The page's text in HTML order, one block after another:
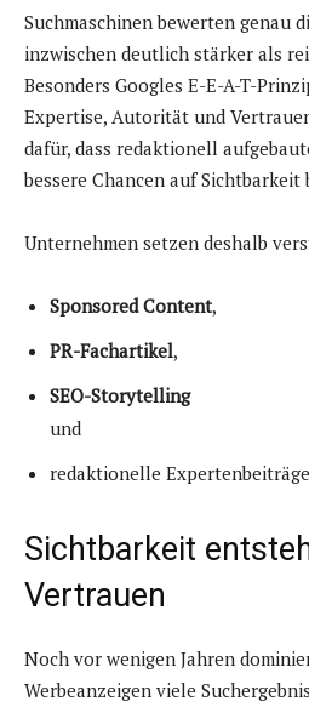
Suchmaschinen bewerten genau
inzwischen deutlich stärker als
Besonders Googles E-E-A-T-
Expertise, Autorität und
dafür, dass redaktionell
bessere Chancen auf Sichtbarkeit
Unternehmen setzen deshalb
Sponsored Content,
PR-Fachartikel,
SEO-Storytelling
und
redaktionelle
Sichtbarkeit
Vertrauen
Noch vor wenigen Jahren
Werbeanzeigen viele